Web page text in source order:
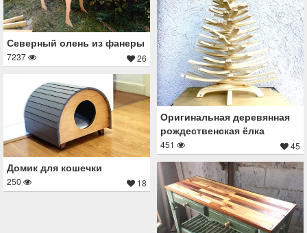
Северный олень из фанеры
7237 26
Оригинальная деревянная
рождественская ёлка
451 45
Домик для кошечки
250 18